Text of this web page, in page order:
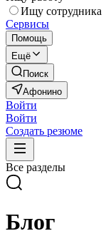
Ищу сотрудника
Сервисы
Помощь
Ещё
Поиск
Афонино
Войти
Войти
Создать резюме
Все разделы
Блог